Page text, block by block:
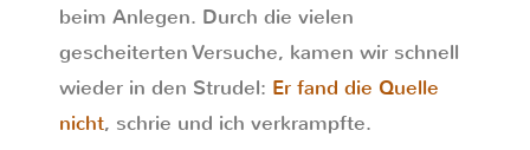
beim Anlegen. Durch die vielen
gescheiterten Versuche, kamen wir schnell
wieder in den Strudel: Er fand die Quelle
nicht, schrie und ich verkrampfte.